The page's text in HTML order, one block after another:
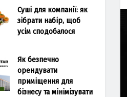
Суші для компанії: як
зібрати набір, щоб
усім сподобалося
Як безпечно
орендувати
приміщення для
бізнесу та мінімізувати